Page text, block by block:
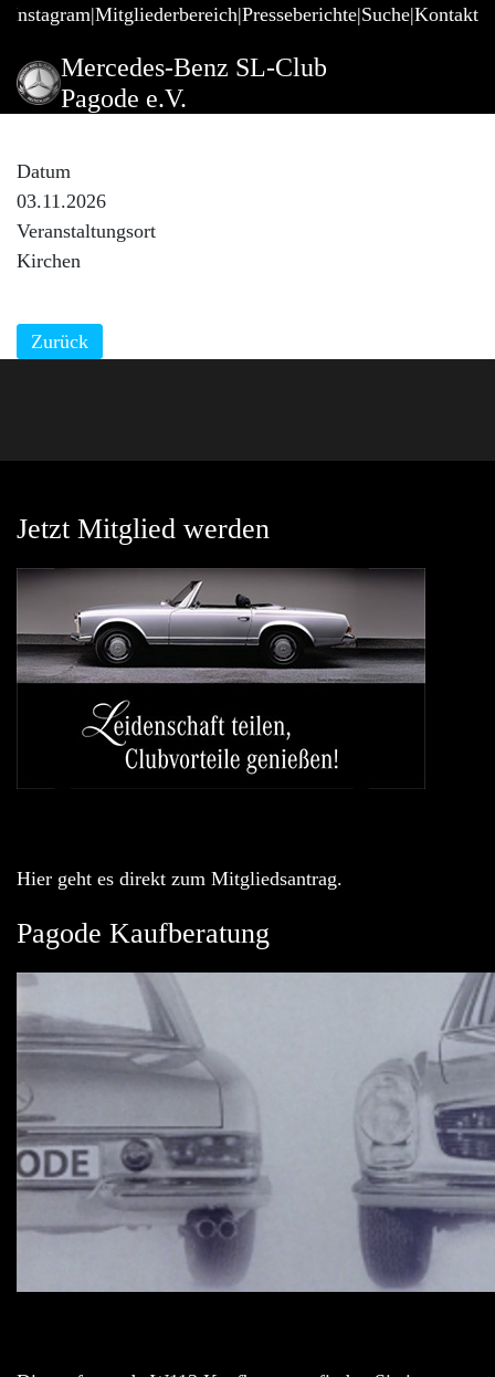
Mitgliederbereich Presseberichte Suche Kontakt
Mercedes-Benz SL-Club
Pagode e.V.
Datum
03.11.2026
Veranstaltungsort
Kirchen
Zurück
Jetzt Mitglied werden
Hier geht es direkt zum Mitgliedsantrag.
Pagode Kaufberatung